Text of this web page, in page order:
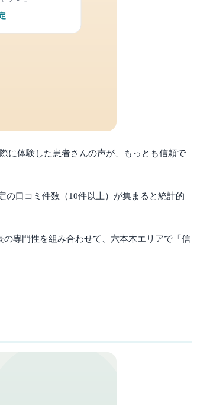
に体験した患者さんの声が、もっとも信頼で
の口コミ件数（10件以上）が集まると統計的
専門性を組み合わせて、 六本木エリアで「信